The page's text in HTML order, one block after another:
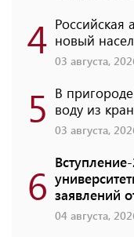
4 новый
03 августа,
5 В
воду из
03 августа,
6 заявлений
04 августа,